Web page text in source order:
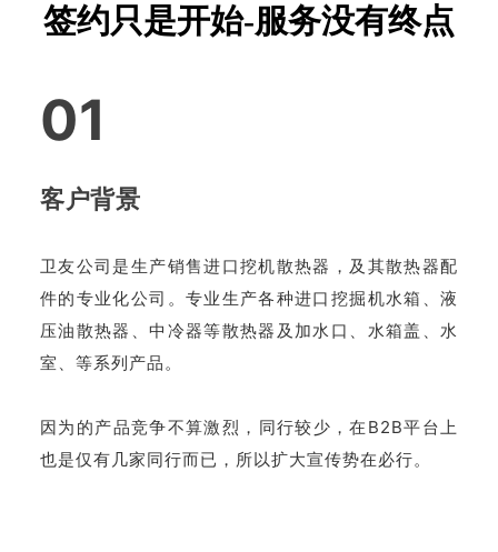
签约只是开始-服务没有终点
01
客户背景
卫友公司是生产销售进口挖机散热器，及其散热器配
件的专业化公司。专业生产各种进口挖掘机水箱、液
压油散热器、中冷器等散热器及加水口、水箱盖、水
室、等系列产品。
因为的产品竞争不算激烈，同行较少，在B2B平台上
也是仅有几家同行而已，所以扩大宣传势在必行。